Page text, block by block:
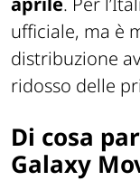
ufficiale, ma è
distribuzione
ridosso delle
Di cosa
Galaxy